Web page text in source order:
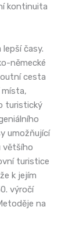
kontinuita
časy.
německé
cesta
turistický
umožňující
většího
turistice
k jejím
výročí
na